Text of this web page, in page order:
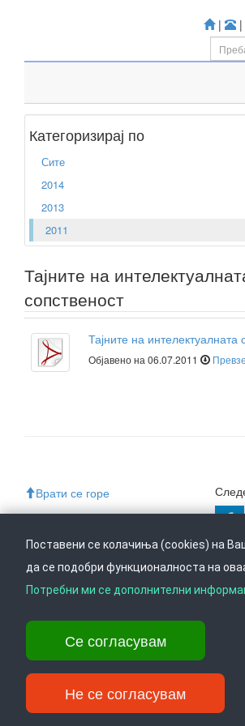
| |
Категоризирај по
Сите
2014
2013
2011
Тајните на
сопственост
Тајните на интелектуалната
Објавено на 06.07.2011
Врати се горе
Ул. Даме Груев 14, Катна гаража Беко на 1-
Тел: +389 2 3103 601 (641), Факс: +389 2 3137
info@ippo.gov.mk
Поставени се колачиња (cookies) на
да се подобри функционалноста на
Потребни ми се дополнителни
Се согласувам
Не се согласувам